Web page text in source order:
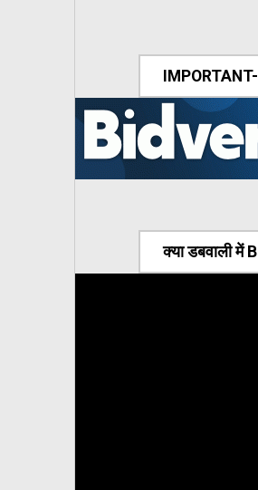
क्या डबवाली में